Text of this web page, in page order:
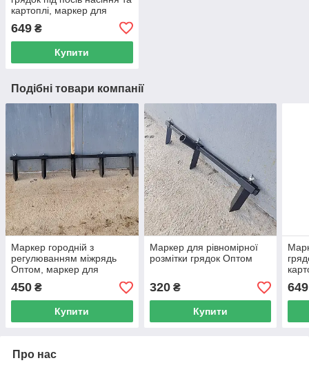
картоплі, маркер для
ширини міжрядь.
649 ₴
Купити
Подібні товари компанії
Маркер городній з
регулюванням міжрядь
Оптом, маркер для
розмітки під картоплю та
насіння
450 ₴
Купити
Маркер для рівномірної
розмітки грядок Оптом
320₴
Купити
649
Про нас